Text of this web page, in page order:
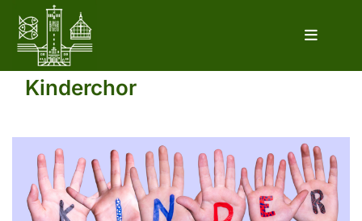
Kinderchor